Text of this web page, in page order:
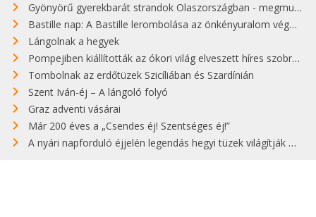
Gyönyörű gyerekbarát strandok Olaszországban - megmutatjuk a 15 legjobbat
Bastille nap: A Bastille lerombolása az önkényuralom végét jelentette
Lángolnak a hegyek
Pompejiben kiállították az ókori világ elveszett híres szobrának másolatát
Tombolnak az erdőtüzek Szicíliában és Szardínián
Szent Iván-éj – A lángoló folyó
Graz adventi vásárai
Már 200 éves a „Csendes éj! Szentséges éj!”
A nyári napforduló éjjelén legendás hegyi tüzek világítják meg Zugspitzét